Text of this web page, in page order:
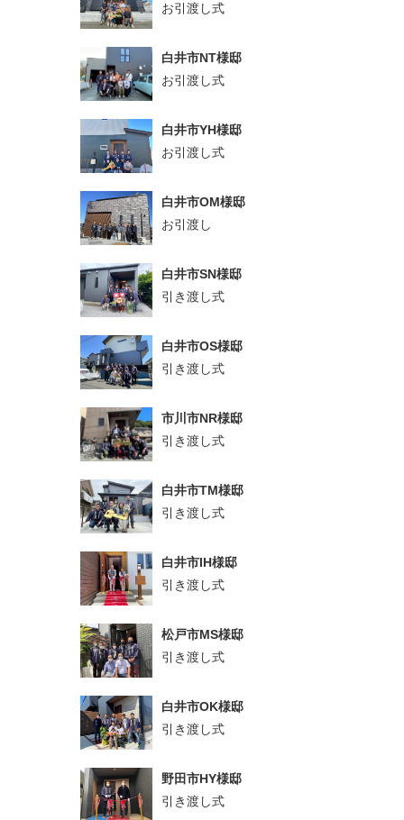
お引渡し式
白井市NT様邸
お引渡し式
白井市YH様邸
お引渡し式
白井市OM様邸
お引渡し
白井市SN様邸
引き渡し式
白井市OS様邸
引き渡し式
市川市NR様邸
引き渡し式
白井市TM様邸
引き渡し式
白井市IH様邸
引き渡し式
松戸市MS様邸
引き渡し式
白井市OK様邸
引き渡し式
野田市HY様邸
引き渡し式